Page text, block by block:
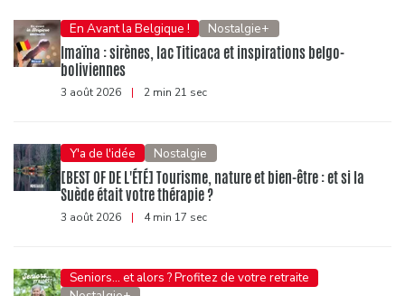
En Avant la Belgique ! Nostalgie+
Imaïna : sirènes, lac Titicaca et inspirations belgo-
boliviennes
3 août 2026 | 2 min 21 sec
Y'a de l'idée Nostalgie
[BEST OF DE L'ÉTÉ] Tourisme, nature et bien-être : et si la
Suède était votre thérapie ?
3 août 2026 | 4 min 17 sec
Seniors... et alors ? Profitez de votre retraite